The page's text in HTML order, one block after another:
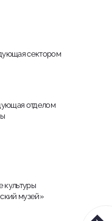
сектором
отделом
музей»